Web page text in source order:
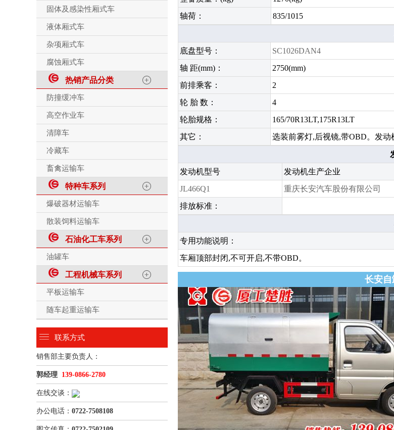
固体及感染性厢式车
液体厢式车
杂项厢式车
腐蚀厢式车
热销产品分类
防撞缓冲车
高空作业车
清障车
冷藏车
畜禽运输车
特种车系列
爆破器材运输车
散装饲料运输车
石油化工车系列
油罐车
工程机械车系列
平板运输车
随车起重运输车
联系方式
销售部主要负责人：
郭经理 139-0866-2780
在线交谈：
办公电话： 0722-7508108
轴荷：
835/1015
底盘型号：
SC1026DAN4
轴 距(mm)：
2750(mm)
前排乘客：
2
轮 胎 数：
4
轮胎规格：
165/70R13LT,175R13LT
其它：
选装前雾灯,后视镜,带OBD。发动
发动机型号
发动机生产企业
JL466Q1
重庆长安汽车股份有限公司
排放标准：
专用功能说明：
车厢顶部封闭,不可开启,不带OBD。
长安